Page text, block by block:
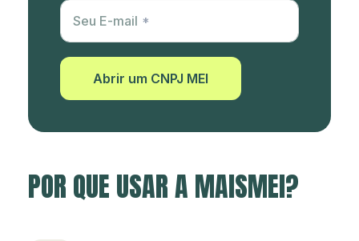
Utm Content
Seu E-mail
Abrir um CNPJ MEI
POR QUE USAR A MAISMEI?